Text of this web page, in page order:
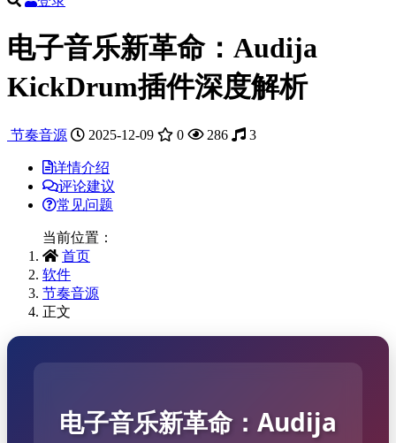
电子音乐新革命：Audija
KickDrum插件深度解析
节奏音源 2025-12-09 0 286 3
详情介绍
评论建议
常见问题
当前位置：
首页
软件
节奏音源
正文
电子音乐新革命：Audija